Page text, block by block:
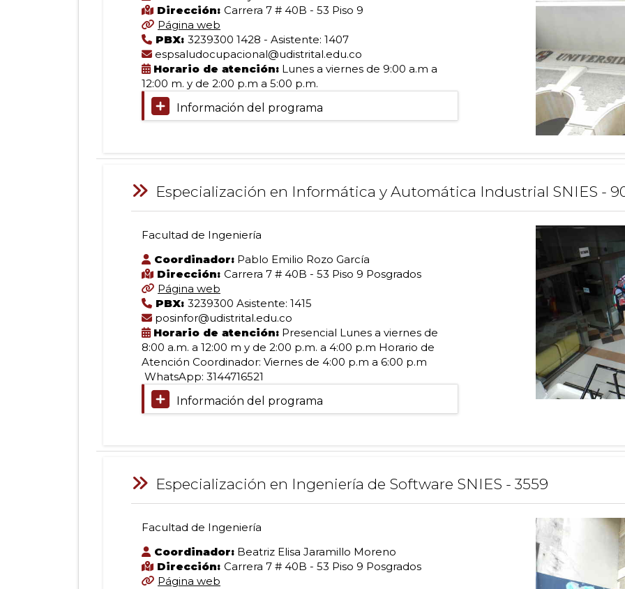
2917
Norma
Interna
de
Creación:
Resolución
070
Calificado:
02250
de
2021
(125.37
Ingeniería
Titulación:
Proyectos
de
Tipo
de
formación:
Especialización
Jornada:
Nocturna
Modalidad:
Presencial
Duración:
28
créditos
Lugar:
Bogotá
(Facultad
de
SNIES
19194
Norma
Interna
Higiene,
Seguridad
Salud
Trabajo
Titulación:
Especialista
en
Higiene,
Seguridad
Salud
en
Dirección: Carrera 7 # 40B - 53 Piso 9
Página web
PBX: 3239300 1428 - Asistente: 1407
espsaludocupacional@udistrital.edu.co
Horario de atención: Lunes a viernes de 9:00 a.m a
12:00 m. y de 2:00 p.m a 5:00 p.m.
Información del programa
Especialización
Informática
Automática
Industrial
Ingeniería
Especialización en Informática y Automática Industrial SNIES -
Facultad de Ingeniería
Coordinador: Pablo Emilio Rozo García
Dirección: Carrera 7 # 40B - 53 Piso 9 Posgrados
Página web
PBX: 3239300 Asistente: 1415
posinfor@udistrital.edu.co
Horario de atención: Presencial Lunes a viernes de
8:00 a.m. a 12:00 m y de 2:00 p.m. a 4:00 p.m Horario de
Atención Coordinador: Viernes de 4:00 p.m a 6:00 p.m
WhatsApp: 3144716521
Información del programa
Especialización
Especialización en Ingeniería de Software SNIES - 3559
Facultad de Ingeniería
Coordinador: Beatriz Elisa Jaramillo Moreno
Dirección: Carrera 7 # 40B - 53 Piso 9 Posgrados
Página web